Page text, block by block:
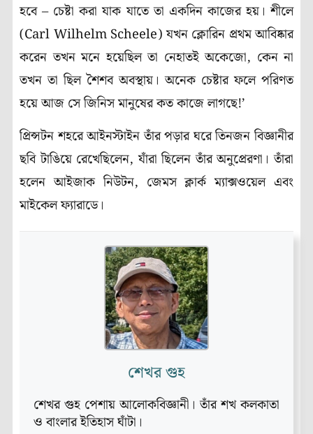
হবে – চেষ্টা করা যাক যাতে তা একদিন কাজের হয়। শীলে
(Carl Wilhelm Scheele) যখন ক্লোরিন প্রথম আবিষ্কার
করেন তখন মনে হয়েছিল তা নেহাতই অকেজো, কেন না
তখন তা ছিল শৈশব অবস্থায়। অনেক চেষ্টার ফলে পরিণত
হয়ে আজ সে জিনিস মানুষের কত কাজে লাগছে!’
প্রিন্সটন শহরে আইনস্টাইন তাঁর পড়ার ঘরে তিনজন বিজ্ঞানীর
ছবি টাঙিয়ে রেখেছিলেন, যাঁরা ছিলেন তাঁর অনুপ্রেরণা। তাঁরা
হলেন আইজাক নিউটন, জেমস ক্লার্ক ম্যাক্সওয়েল এবং
মাইকেল ফ্যারাডে।
শেখর গুহ
শেখর গুহ পেশায় আলোকবিজ্ঞানী। তাঁর শখ কলকাতা
ও বাংলার ইতিহাস ঘাঁটা।